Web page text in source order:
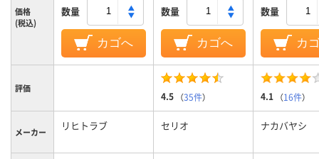
価格
(税込)
数量
カゴへ
数量
カゴへ
数量
カ
評価
4.5 （35件） 4.1 （16件）
メーカー リヒトラブ セリオ ナカバヤシ